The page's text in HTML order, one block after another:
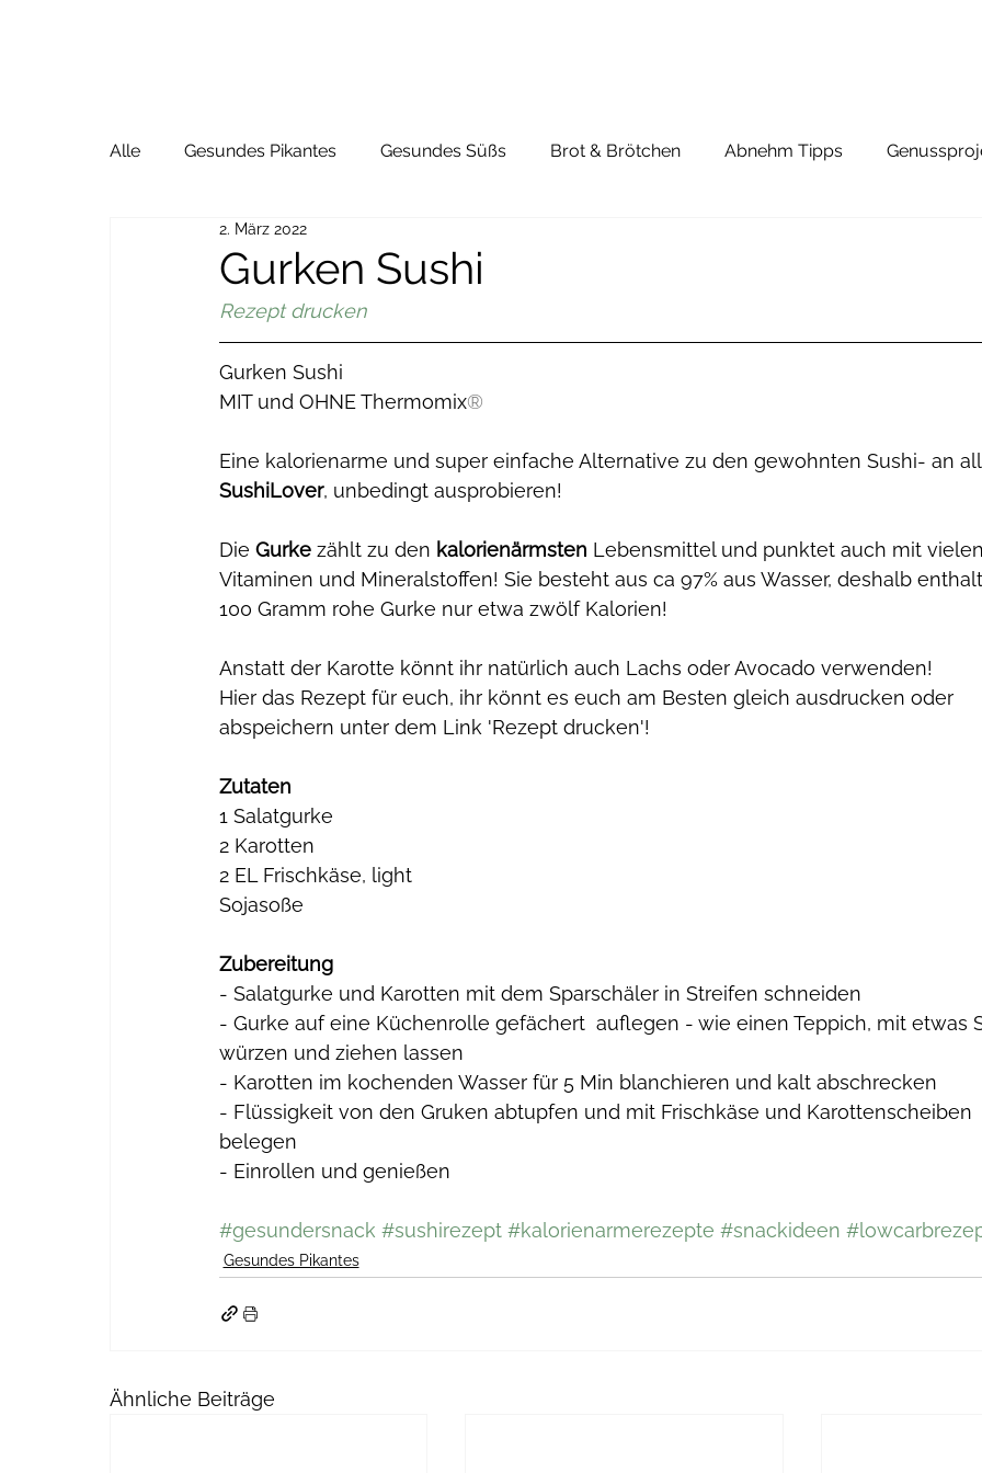
Alle Gesundes Pikantes Gesundes Süßs Brot & Brötchen Abnehm Tipps
Gurken Sushi
2. März 2022
Rezept drucken
Gurken Sushi
MIT und OHNE Thermomix®
Eine kalorienarme und super einfache Alternative zu den gewohnten Sushi- an
SushiLover, unbedingt ausprobieren!
Die Gurke zählt zu den kalorienärmsten Lebensmittel und punktet auch mit
Vitaminen und Mineralstoffen! Sie besteht aus ca 97% aus Wasser, deshalb
100 Gramm rohe Gurke nur etwa zwölf Kalorien!
Anstatt der Karotte könnt ihr natürlich auch Lachs oder Avocado verwenden!
Hier das Rezept für euch, ihr könnt es euch am Besten gleich ausdrucken oder
abspeichern unter dem Link 'Rezept drucken'!
Zutaten
1 Salatgurke
2 Karotten
2 EL Frischkäse, light
Sojasoße
Zubereitung
- Salatgurke und Karotten mit dem Sparschäler in Streifen schneiden
- Gurke auf eine Küchenrolle gefächert  auflegen - wie einen Teppich, mit etwas
würzen und ziehen lassen
- Karotten im kochenden Wasser für 5 Min blanchieren und kalt abschrecken
- Flüssigkeit von den Gruken abtupfen und mit Frischkäse und Karottenscheiben
belegen
- Einrollen und genießen
#gesundersnack #sushirezept #kalorienarmerezepte #snackideen
Gesundes Pikantes
Ähnliche Beiträge